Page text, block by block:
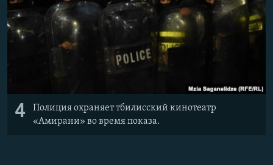
4
Полиция охраняет тбилисский кинотеатр
«Амирани» во время показа.